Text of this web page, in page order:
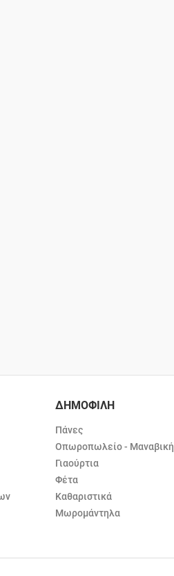
ΔΗΜΟΦΙΛΗ
Πάνες
Οπωροπωλείο - Μαναβική
Γιαούρτια
Φέτα
Καθαριστικά
Μωρομάντηλα